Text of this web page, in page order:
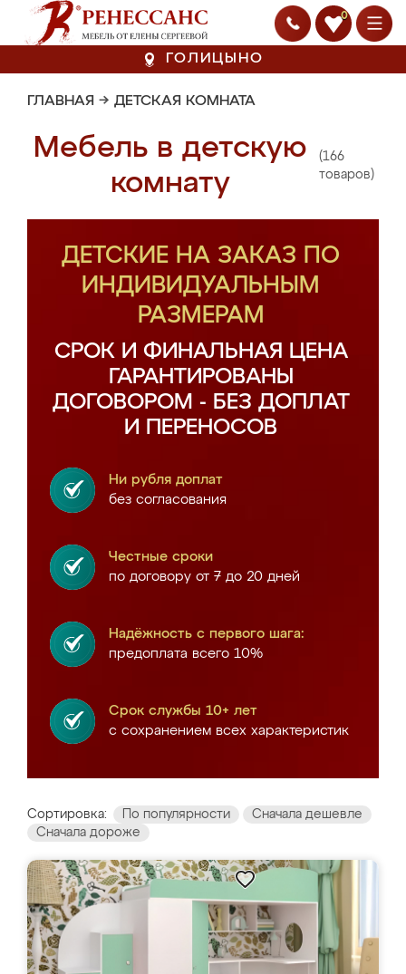
0
ГОЛИЦЫНО
ГЛАВНАЯ → ДЕТСКАЯ КОМНАТА
Мебель в детскую
комнату
(166
товаров)
ДЕТСКИЕ НА ЗАКАЗ ПО
ИНДИВИДУАЛЬНЫМ
РАЗМЕРАМ
СРОК И ФИНАЛЬНАЯ ЦЕНА
ГАРАНТИРОВАНЫ
ДОГОВОРОМ - БЕЗ ДОПЛАТ
И ПЕРЕНОСОВ
Ни рубля доплат
без согласования
Честные сроки
по договору от 7 до 20 дней
Надёжность с первого шага:
предоплата всего 10%
Срок службы 10+ лет
с сохранением всех характеристик
Сортировка: По популярности
Сначала дешевле
Сначала дороже